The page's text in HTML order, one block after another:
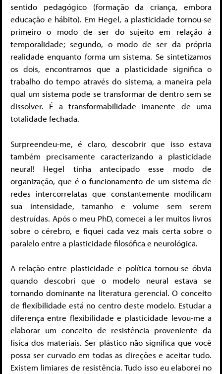
sentido pedagógico (formação da criança, embora
educação e hábito). Em Hegel, a plasticidade tornou-se
primeiro o modo de ser do sujeito em relação à
temporalidade; segundo, o modo de ser da própria
realidade enquanto forma um sistema. Se sintetizamos
os dois, encontramos que a plasticidade significa o
trabalho do tempo através do sistema, a maneira pela
qual um sistema pode se transformar de dentro sem se
dissolver. É a transformabilidade imanente de uma
totalidade fechada.
Surpreendeu-me, é claro, descobrir que isso estava
também precisamente caracterizando a plasticidade
neural! Hegel tinha antecipado esse modo de
organização, que é o funcionamento de um sistema de
redes intercorrelatas que constantemente modificam
sua intensidade, tamanho e volume sem serem
destruídas. Após o meu PhD, comecei a ler muitos livros
sobre o cérebro, e fiquei cada vez mais certa sobre o
paralelo entre a plasticidade filosófica e neurológica.
A relação entre plasticidade e política tornou-se óbvia
quando descobri que o modelo neural estava se
tornando dominante na literatura gerencial. O conceito
de flexibilidade está no centro deste modelo. Estudar a
diferença entre flexibilidade e plasticidade levou-me a
elaborar um conceito de resistência proveniente da
física dos materiais. Ser plástico não significa que você
possa ser curvado em todas as direções e aceitar tudo.
Existem limiares de resistência. Tudo isso eu elaborei no